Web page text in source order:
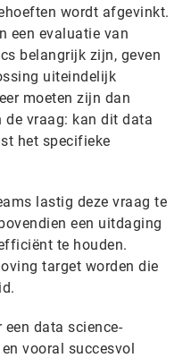
wordt afgevinkt.
een evaluatie van
belangrijk zijn, geven
uiteindelijk
moeten zijn dan
de vraag: kan dit data
het specifieke
lastig deze vraag te
een uitdaging
te houden.
target worden die
data science-
vooral succesvol